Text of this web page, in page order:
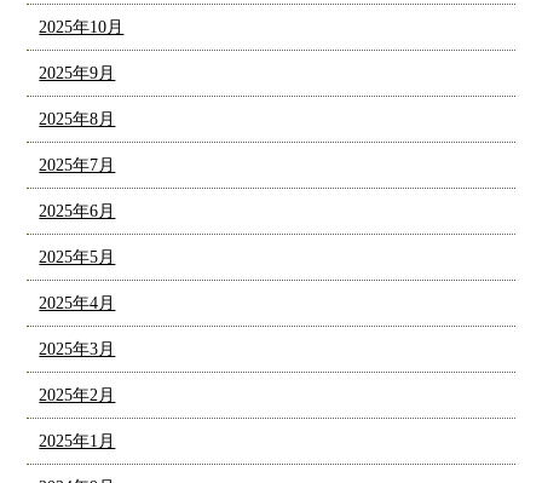
2025年10月
2025年9月
2025年8月
2025年7月
2025年6月
2025年5月
2025年4月
2025年3月
2025年2月
2025年1月